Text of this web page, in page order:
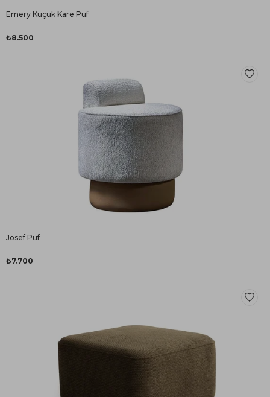
Emery Küçük Kare Puf
₺8.500
Josef Puf
₺7.700